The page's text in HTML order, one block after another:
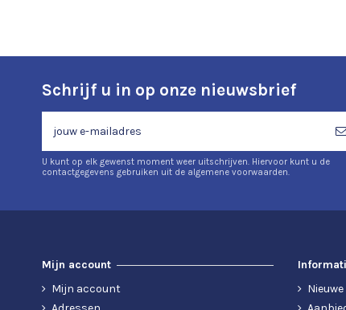
Schrijf u in op onze nieuwsbrief
U kunt op elk gewenst moment weer uitschrijven. Hiervoor kunt u de
contactgegevens gebruiken uit de algemene voorwaarden.
Mijn account
Mijn account